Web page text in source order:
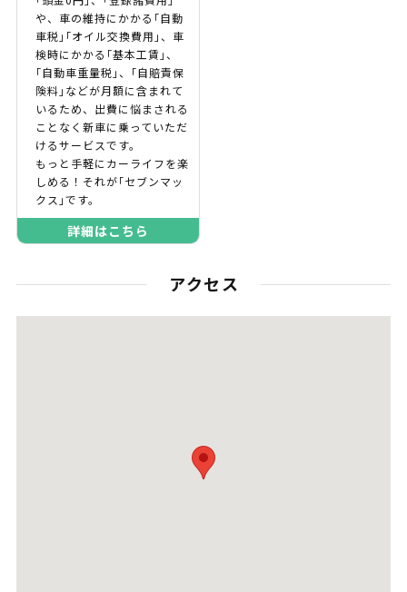
や、車の維持にかかる｢自動
車税｣｢オイル交換費用｣、車
検時にかかる｢基本工賃｣、
｢自動車重量税｣、｢自賠責保
険料｣などが月額に含まれて
いるため、出費に悩まされる
ことなく新車に乗っていただ
けるサービスです。
もっと手軽にカーライフを楽
しめる！それが｢セブンマッ
クス｣です。
詳細はこちら
アクセス